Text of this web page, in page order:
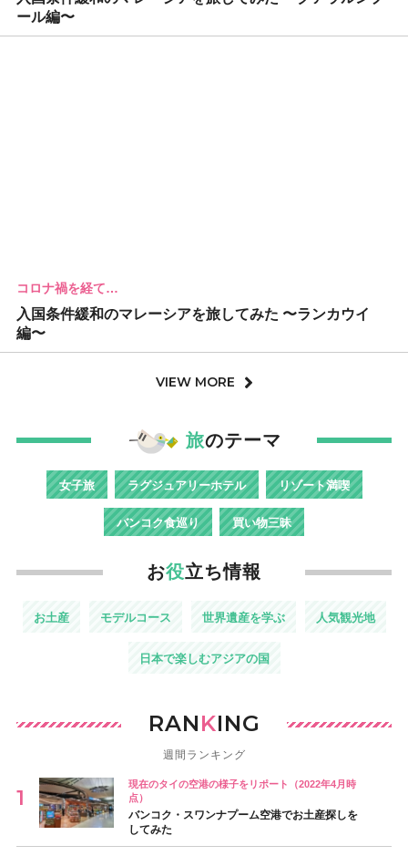
ール編〜
コロナ禍を経て…
入国条件緩和のマレーシアを旅してみた 〜ランカウイ
編〜
VIEW MORE
旅のテーマ
女子旅 ラグジュアリーホテル リゾート満喫
バンコク食巡り 買い物三昧
お役立ち情報
お土産 モデルコース 世界遺産を学ぶ 人気観光地
日本で楽しむアジアの国
RANKING
週間ランキング
現在のタイの空港の様子をリポート（2022年4月時
点）
バンコク・スワンナプーム空港でお土産探しを
してみた